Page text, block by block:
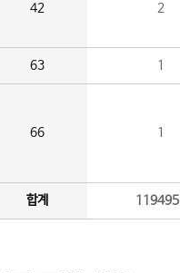
42 2
63 1
66 1
합계